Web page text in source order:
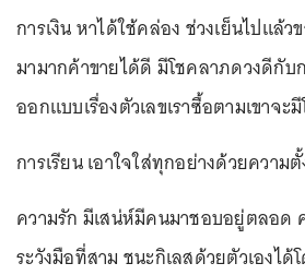
การเงิน หาได้ใช้คล่อง ช่วงเย็นไปแล้ว
มามากค้าขายได้ดี มีโชคลาภดวงดีกับ
ออกแบบเรื่องตัวเลขเราซื้อตามเขาจะ
การเรียน เอาใจใส่ทุกอย่างด้วยความ
ความรัก มีเสน่ห์มีคนมาชอบอยู่ตลอด
ระวังมือที่สาม ชนะกิเลสด้วยตัวเองไ